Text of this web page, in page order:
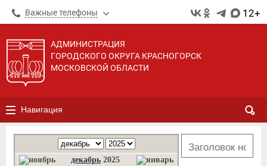
Важные телефоны 12+
АДМИНИСТРАЦИЯ
ГОРОДСКОГО ОКРУГА КРАСНОГОРСК
МОСКОВСКОЙ ОБЛАСТИ
Навигация
декабрь 2025